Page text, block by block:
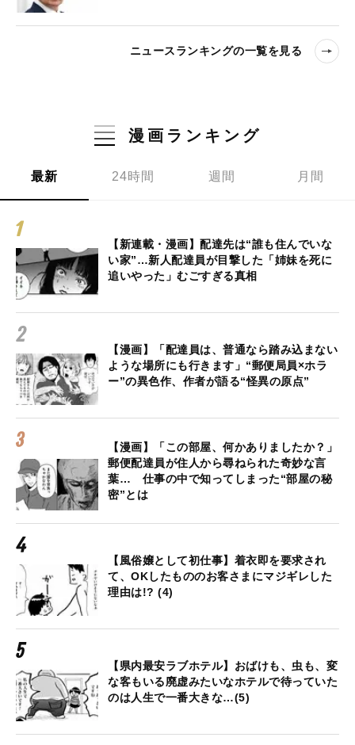
ニュースランキングの一覧を見る
漫画ランキング
最新 24時間 週間 月間
【新連載・漫画】配達先は“誰も住んでいな
い家”…新人配達員が目撃した「姉妹を死に
追いやった」むごすぎる真相
【漫画】「配達員は、普通なら踏み込まない
ような場所にも行きます」“郵便局員×ホラ
ー”の異色作、作者が語る“怪異の原点”
【漫画】「この部屋、何かありましたか？」
郵便配達員が住人から尋ねられた奇妙な言
葉… 仕事の中で知ってしまった“部屋の秘
密”とは
【風俗嬢として初仕事】着衣即を要求され
て、OKしたもののお客さまにマジギレした
理由は!? (4)
【県内最安ラブホテル】おばけも、虫も、変
な客もいる廃虚みたいなホテルで待っていた
のは人生で一番大きな…(5)